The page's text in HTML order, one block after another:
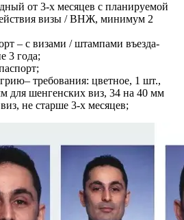
от 3-х месяцев с планируемой
визы / ВНЖ, минимум 2
– с визами / штампами въезда-
3 года;
требования: цветное, 1 шт.,
для шенгенских виз, 34 на 40 мм
не старше 3-х месяцев;